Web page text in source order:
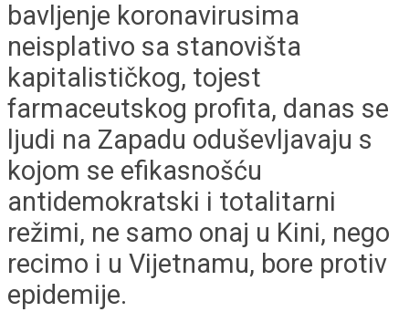
bavljenje koronavirusima
neisplativo sa stanovišta
kapitalističkog, tojest
farmaceutskog profita, danas se
ljudi na Zapadu oduševljavaju s
kojom se efikasnošću
antidemokratski i totalitarni
režimi, ne samo onaj u Kini, nego
recimo i u Vijetnamu, bore protiv
epidemije.